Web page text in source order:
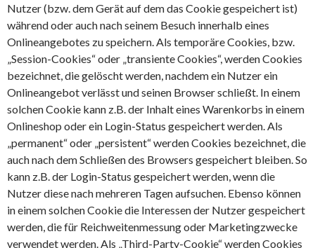
Nutzer (bzw. dem Gerät auf dem das Cookie gespeichert ist)
während oder auch nach seinem Besuch innerhalb eines
Onlineangebotes zu speichern. Als temporäre Cookies, bzw.
„Session-Cookies“ oder „transiente Cookies“, werden Cookies
bezeichnet, die gelöscht werden, nachdem ein Nutzer ein
Onlineangebot verlässt und seinen Browser schließt. In einem
solchen Cookie kann z.B. der Inhalt eines Warenkorbs in einem
Onlineshop oder ein Login-Status gespeichert werden. Als
„permanent“ oder „persistent“ werden Cookies bezeichnet, die
auch nach dem Schließen des Browsers gespeichert bleiben. So
kann z.B. der Login-Status gespeichert werden, wenn die
Nutzer diese nach mehreren Tagen aufsuchen. Ebenso können
in einem solchen Cookie die Interessen der Nutzer gespeichert
werden, die für Reichweitenmessung oder Marketingzwecke
verwendet werden. Als „Third-Party-Cookie“ werden Cookies